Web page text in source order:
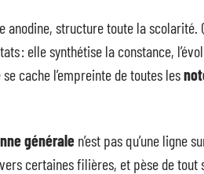
anodine, structure toute la scolarité.
: elle synthétise la constance,
cache l’empreinte de toutes les
générale n’est pas qu’une ligne
certaines filières, et pèse de tout